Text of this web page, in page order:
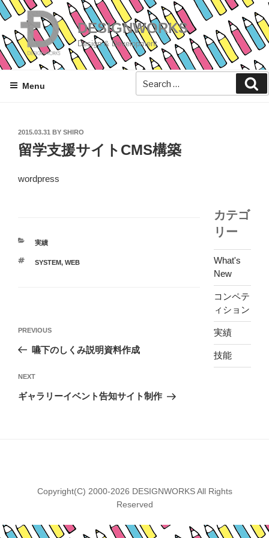
Skip
to
content
DESIGNWORKS
Design & Development
Menu
POSTED
ON
2015.03.31 BY SHIRO
留学支援サイトCMS構築
wordpress
CATEGORIES
実績
TAGS
SYSTEM, WEB
ナ
ビ
ゲ
Previous
PREVIOUS
嚥下のしくみ説明資料作成
Next
NEXT
ギャラリーイベント告知サイト制作
カテゴ
リー
What's
New
コンペテ
ィション
実績
技能
Copyright(C) 2000-2026 DESIGNWORKS All Rights
Reserved